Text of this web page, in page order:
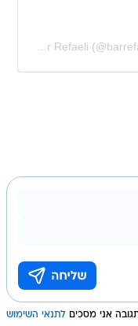
אני מסכים לתנאי השימוש